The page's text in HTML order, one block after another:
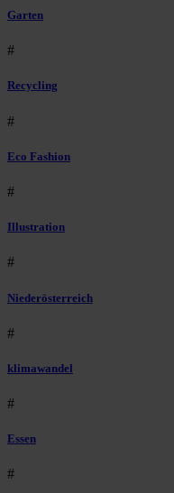
Garten
#
Recycling
#
Eco Fashion
#
Illustration
#
Niederösterreich
#
klimawandel
#
Essen
#